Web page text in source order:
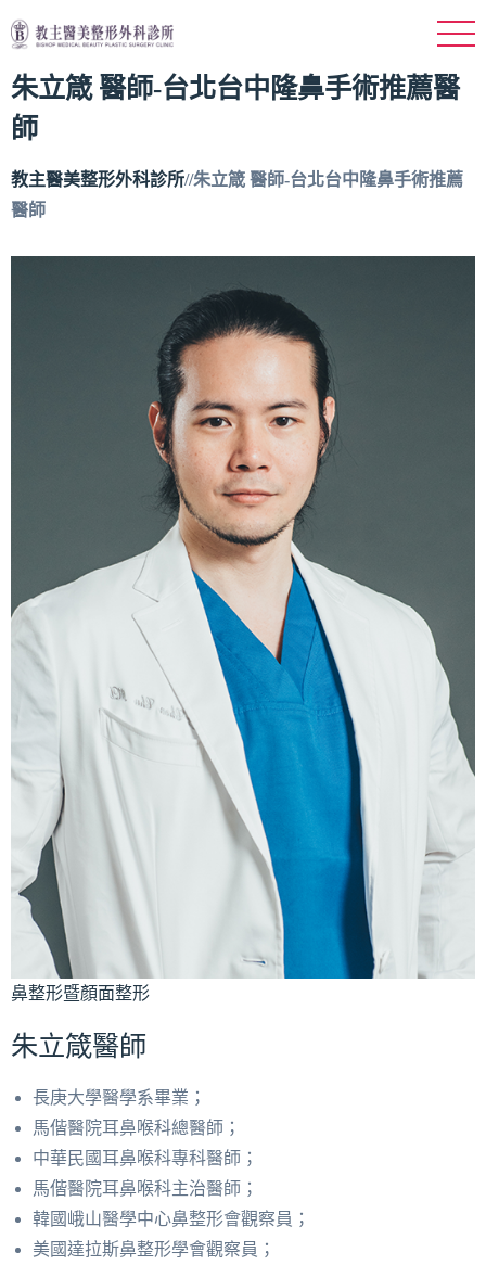
朱立箴 醫師-台北台中隆鼻手術推薦醫
師
教主醫美整形外科診所//朱立箴 醫師-台北台中隆鼻手術推薦
醫師
鼻整形暨顏面整形
朱立箴醫師
長庚大學醫學系畢業；
馬偕醫院耳鼻喉科總醫師；
中華民國耳鼻喉科專科醫師；
馬偕醫院耳鼻喉科主治醫師；
韓國峨山醫學中心鼻整形會觀察員；
美國達拉斯鼻整形學會觀察員；